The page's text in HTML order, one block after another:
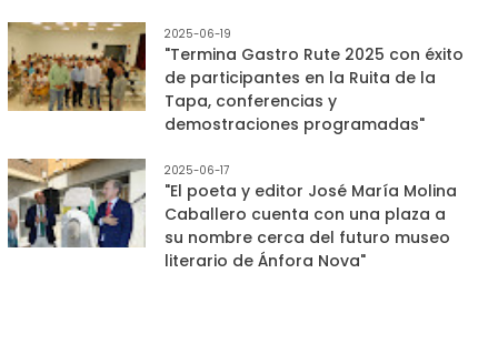
2025-06-19
"Termina Gastro Rute 2025 con éxito
de participantes en la Ruita de la
Tapa, conferencias y
demostraciones programadas"
2025-06-17
"El poeta y editor José María Molina
Caballero cuenta con una plaza a
su nombre cerca del futuro museo
literario de Ánfora Nova"